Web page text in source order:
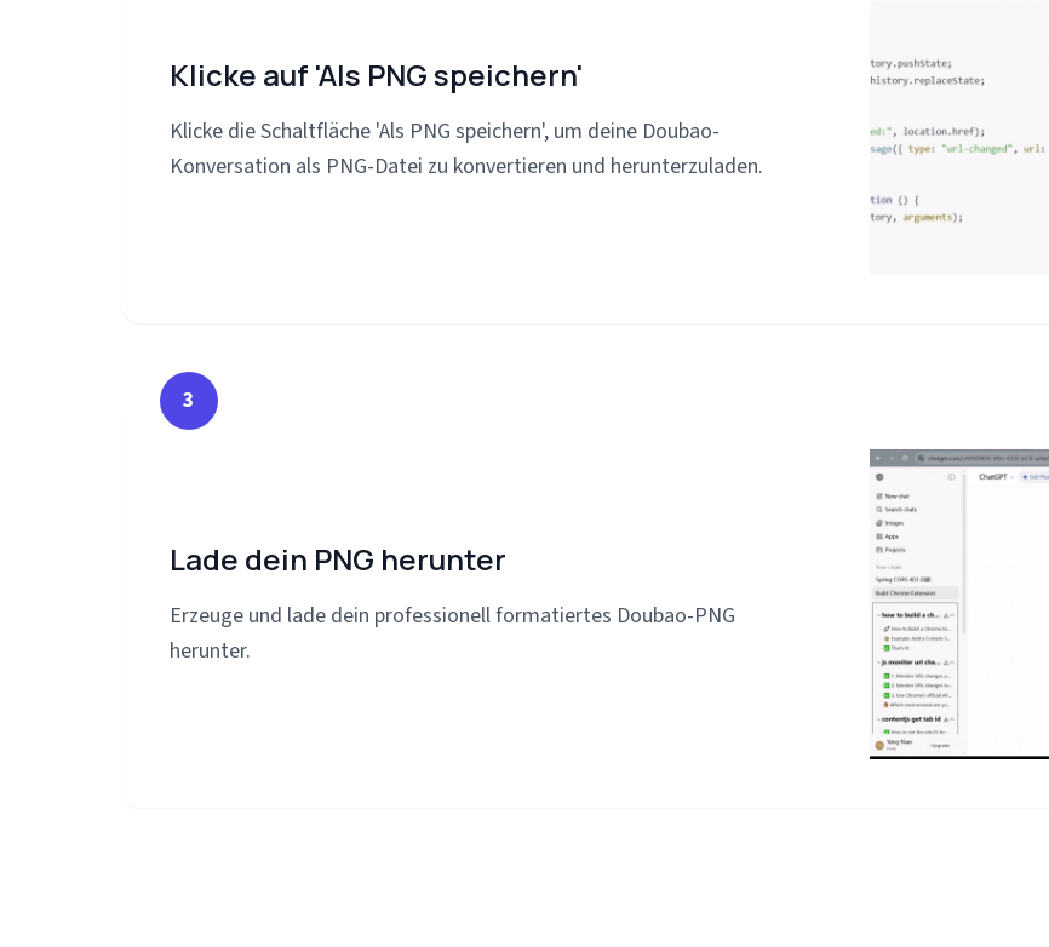
Klicke auf 'Als PNG speichern'
Klicke die Schaltfläche 'Als PNG speichern', um deine Doubao-
Konversation als PNG-Datei zu konvertieren und herunterzuladen.
3
Lade dein PNG herunter
Erzeuge und lade dein professionell formatiertes Doubao-PNG
herunter.